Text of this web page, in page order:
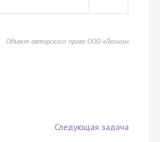
Объект авторского права ООО «Легион»
Следующая задача